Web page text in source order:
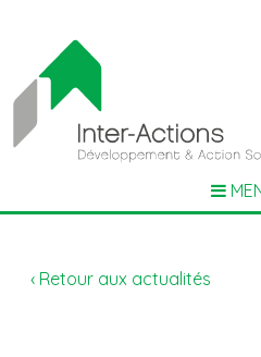
‹ Retour aux actualités